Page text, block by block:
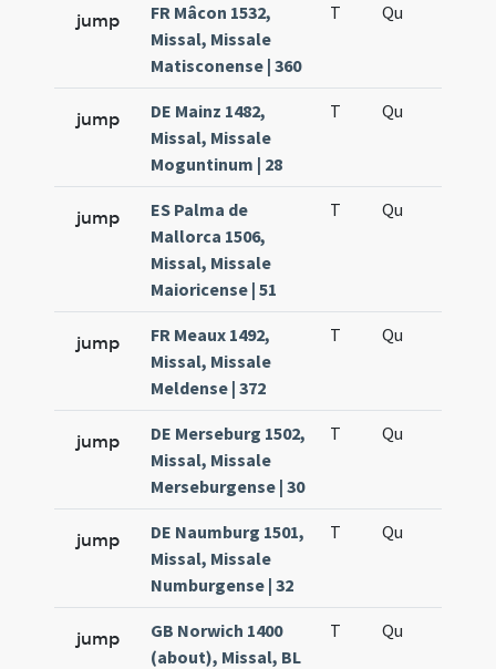
jump
FR Mâcon 1532,
Missal, Missale
Matisconense | 360
T Qu
jump
DE Mainz 1482,
Missal, Missale
Moguntinum | 28
T Qu
jump
ES Palma de
Mallorca 1506,
Missal, Missale
Maioricense | 51
T Qu
jump
FR Meaux 1492,
Missal, Missale
Meldense | 372
T Qu
jump
DE Merseburg 1502,
Missal, Missale
Merseburgense | 30
T Qu
jump
DE Naumburg 1501,
Missal, Missale
Numburgense | 32
T Qu
jump
GB Norwich 1400
(about), Missal, BL
T Qu